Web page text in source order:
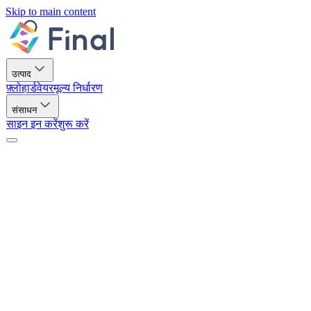
Skip to main content
उत्पाद
फ़्लोहार्डवेयरमूल्य निर्धारण
संसाधन
साइन इन करेंशुरू करें